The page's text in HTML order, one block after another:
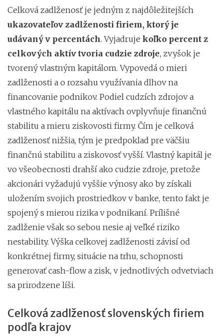
Celková zadlženosť je jedným z najdôležitejších
ukazovateľov zadlženosti firiem, ktorý je
udávaný v percentách. Vyjadruje koľko percent z
celkových aktív tvoria cudzie zdroje, zvyšok je
tvorený vlastným kapitálom. Vypovedá o mieri
zadlženosti a o rozsahu využívania dlhov na
financovanie podnikov. Podiel cudzích zdrojov a
vlastného kapitálu na aktívach ovplyvňuje finančnú
stabilitu a mieru ziskovosti firmy. Čím je celková
zadlženosť nižšia, tým je predpoklad pre väčšiu
finančnú stabilitu a ziskovosť vyšší. Vlastný kapitál je
vo všeobecnosti drahší ako cudzie zdroje, pretože
akcionári vyžadujú vyššie výnosy ako by získali
uložením svojich prostriedkov v banke, tento fakt je
spojený s mierou rizika v podnikaní. Prílišné
zadlženie však so sebou nesie aj veľké riziko
nestability. Výška celkovej zadlženosti závisí od
konkrétnej firmy, situácie na trhu, schopnosti
generovať cash-flow a zisk, v jednotlivých odvetviach
sa prirodzene líši.
Celková zadlženosť slovenských firiem
podľa krajov